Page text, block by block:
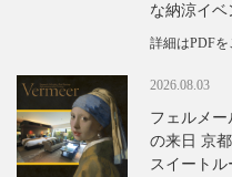
な納涼イベ
詳細はPDF
2026.08.03
フェルメー
の来日 京
スイート